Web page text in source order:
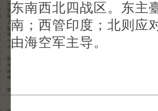
东南西北四战区。东主
南；西管印度；北则应
由海空军主导。